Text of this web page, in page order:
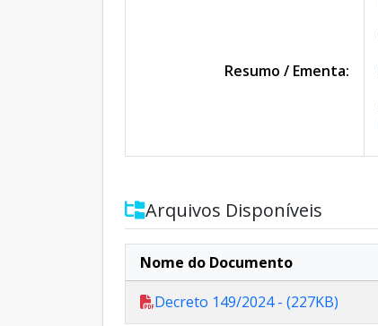
Resumo / Ementa:
Arquivos Disponíveis
Nome do Documento
Decreto 149/2024 - (227KB)